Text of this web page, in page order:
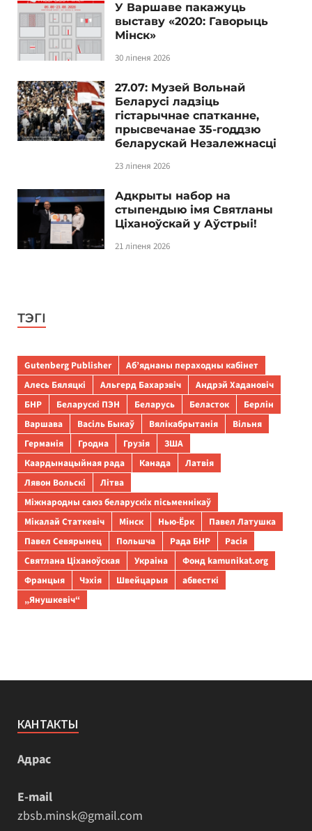
У Варшаве пакажуць
выставу «2020: Гаворыць
Мінск»
30 ліпеня 2026
27.07: Музей Вольнай
Беларусі ладзіць
гістарычнае спатканне,
прысвечанае 35-годдзю
беларускай Незалежнасці
23 ліпеня 2026
Адкрыты набор на
стыпендыю імя Святланы
Ціханоўскай у Аўстрыі!
21 ліпеня 2026
ТЭГІ
Gutenberg Publisher
Аб’яднаны пераходны кабінет
Алесь Бяляцкі
Альгерд Бахарэвіч
Андрэй Хадановіч
БНР
Беларускі ПЭН Беларусь Беласток
Берлін
Варшава
Васіль Быкаў Вялікабрытанія
Вільня
Германія
Гродна Грузія
ЗША
Каардынацыйная рада
Канада
Латвія
Лявон Вольскі
Літва
Міжнародны саюз беларускіх пісьменнікаў
Мікалай Статкевіч
Мінск Нью-Ёрк
Павел Латушка
Павел Севярынец
Польшча Рада БНР
Расія
Святлана Ціханоўская
Украіна
Фонд kamunikat.org
Францыя
Чэхія Швейцарыя
абвесткі
„Янушкевіч“
КАНТАКТЫ
Адрас
E-mail
zbsb.minsk@gmail.com